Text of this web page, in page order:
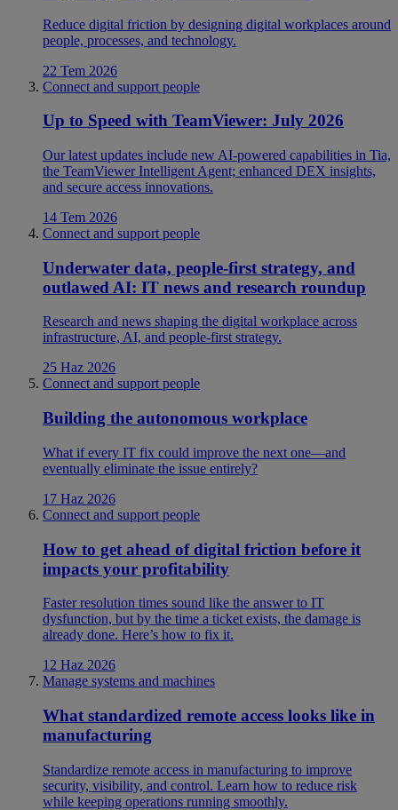
Reduce digital friction by designing digital workplaces around
people, processes, and technology.
22 Tem 2026
Connect and support people
Up to Speed with TeamViewer: July 2026
Our latest updates include new AI-powered capabilities in Tia,
the TeamViewer Intelligent Agent; enhanced DEX insights,
and secure access innovations.
14 Tem 2026
Connect and support people
Underwater data, people-first strategy, and
outlawed AI: IT news and research roundup
Research and news shaping the digital workplace across
infrastructure, AI, and people-first strategy.
25 Haz 2026
Connect and support people
Building the autonomous workplace
What if every IT fix could improve the next one—and
eventually eliminate the issue entirely?
17 Haz 2026
Connect and support people
How to get ahead of digital friction before it
impacts your profitability
Faster resolution times sound like the answer to IT
dysfunction, but by the time a ticket exists, the damage is
already done. Here’s how to fix it.
12 Haz 2026
Manage systems and machines
What standardized remote access looks like in
manufacturing
Standardize remote access in manufacturing to improve
security, visibility, and control. Learn how to reduce risk
while keeping operations running smoothly.